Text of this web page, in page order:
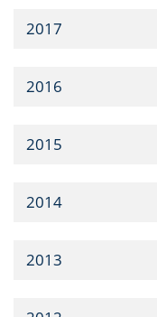
2017
2016
2015
2014
2013